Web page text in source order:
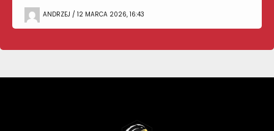
ANDRZEJ / 12 MARCA 2026, 16:43